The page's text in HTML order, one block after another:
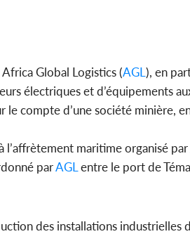
Global Logistics (AGL ), en
électriques et d’équipements
le compte d’une société minière,
maritime organisé
parAGL entre le port de
des installations industrielles